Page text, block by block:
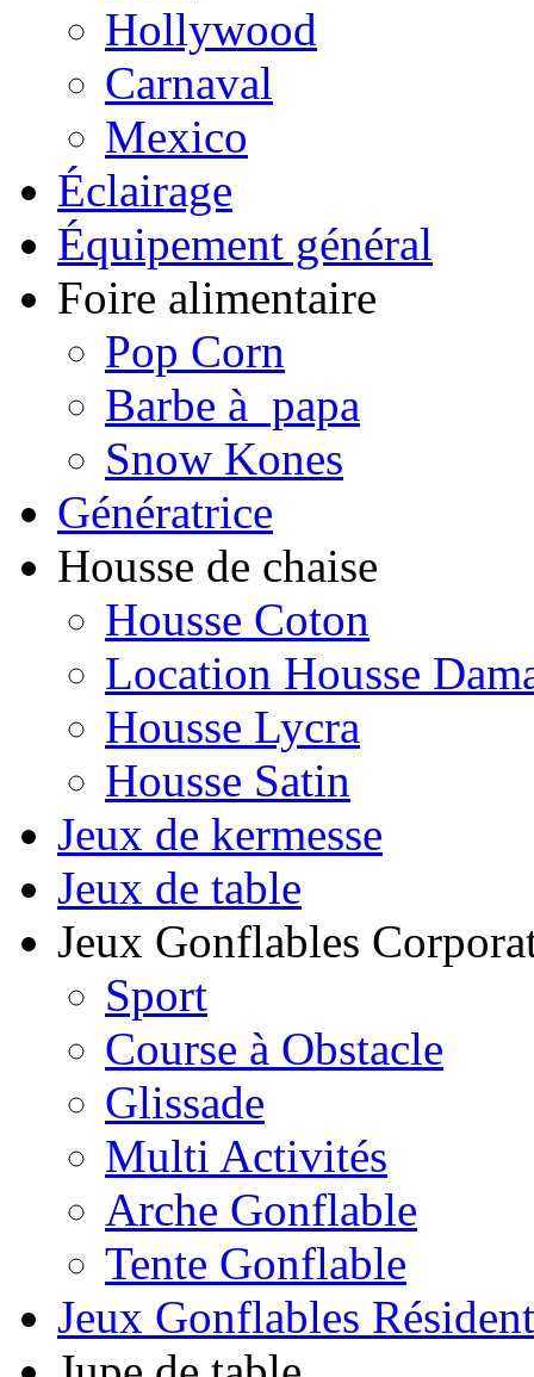
Hollywood
Carnaval
Mexico
Éclairage
Équipement général
Foire alimentaire
Pop Corn
Barbe à papa
Snow Kones
Génératrice
Housse de chaise
Housse Coton
Location Housse
Housse Lycra
Housse Satin
Jeux de kermesse
Jeux de table
Jeux Gonflables
Sport
Course à Obstacle
Glissade
Multi Activités
Arche Gonflable
Tente Gonflable
Jeux Gonflables